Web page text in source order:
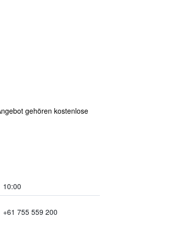
gehören kostenlose
10:00
+61 755 559 200